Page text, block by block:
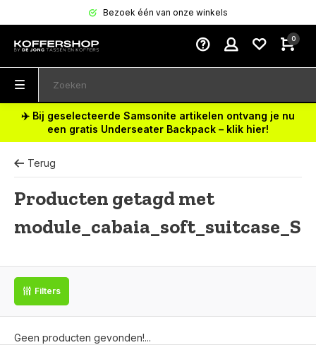
Bezoek één van onze winkels
0
✈️ Bij geselecteerde Samsonite artikelen ontvang je nu
een gratis Underseater Backpack – klik hier!
Terug
Producten getagd met
module_cabaia_soft_suitcase_S
Filters
Geen producten gevonden!...